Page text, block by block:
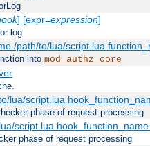
] [expr=expression]
log
/path/to/lua/script.lua
into mod_authz_core
lua/script.lua
phase of request processing
script.lua
phase of request processing